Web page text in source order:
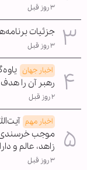
۳ روز قبل
جزئیات
۳ روز قبل
اخبار جهان
رهبر آن را هدف
۲ روز قبل
اخبار مهم
موجب خرسندی
زاهد، عالم و
۳ روز قبل